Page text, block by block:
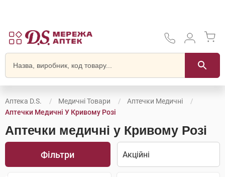
Аптека D.S. Медичні Товари
Аптечки Медичні
Аптечки Медичні У Кривому Розі
Аптечки медичні у Кривому Розі
Фільтри